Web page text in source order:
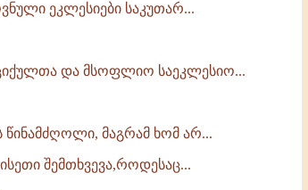
ეკლესიები საკუთარ...
და მსოფლიო საეკლესიო...
წინამძღოლი, მაგრამ ხომ არ...
შემთხვევა,როდესაც...